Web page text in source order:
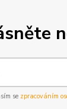
se zpracováním